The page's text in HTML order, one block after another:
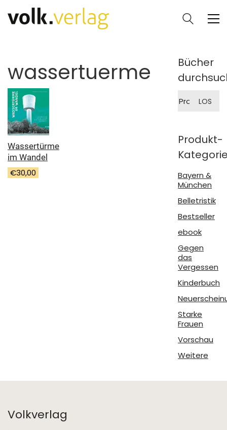
wassertuerme
Wassertürme
im Wandel
€30,00
Bücher
nach:
LOS
Produkt-
Bayern &
München
Belletristik
Bestseller
ebook
Gegen
das
Vergessen
Kinderbuch
Starke
Frauen
Vorschau
Weitere
Volkverlag